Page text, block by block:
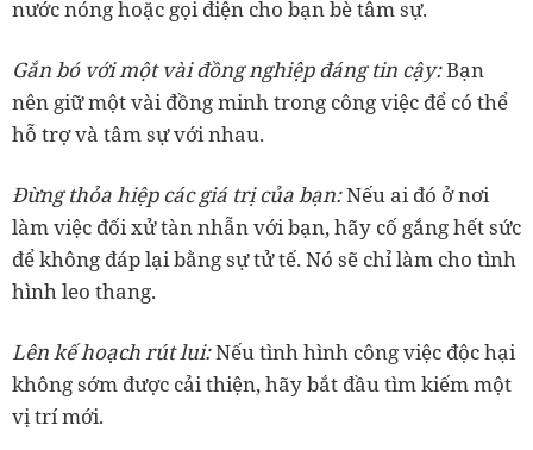
nước nóng hoặc gọi điện cho bạn bè tâm sự.
Gắn bó với một vài đồng nghiệp đáng tin cậy:Bạn
nên giữ một vài đồng minh trong công việc để có thể
hỗ trợ và tâm sự với nhau.
Đừng thỏa hiệp các giá trị của bạn:Nếu ai đó ở nơi
làm việc đối xử tàn nhẫn với bạn, hãy cố gắng hết sức
để không đáp lại bằng sự tử tế. Nó sẽ chỉ làm cho tình
hình leo thang.
Lên kế hoạch rút lui:Nếu tình hình công việc độc hại
không sớm được cải thiện, hãy bắt đầu tìm kiếm một
vị trí mới.